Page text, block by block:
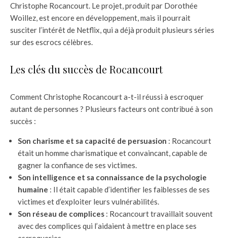
Christophe Rocancourt. Le projet, produit par Dorothée
Woillez, est encore en développement, mais il pourrait
susciter l’intérêt de Netflix, qui a déjà produit plusieurs séries
sur des escrocs célèbres.
Les clés du succès de Rocancourt
Comment Christophe Rocancourt a-t-il réussi à escroquer
autant de personnes ? Plusieurs facteurs ont contribué à son
succès :
Son charisme et sa capacité de persuasion : Rocancourt
était un homme charismatique et convaincant, capable de
gagner la confiance de ses victimes.
Son intelligence et sa connaissance de la psychologie
humaine : Il était capable d’identifier les faiblesses de ses
victimes et d’exploiter leurs vulnérabilités.
Son réseau de complices : Rocancourt travaillait souvent
avec des complices qui l’aidaient à mettre en place ses